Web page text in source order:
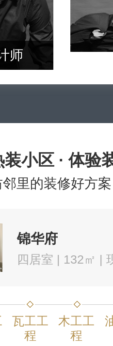
师
装小区 · 体验
里的装修好方
锦华府
四居室 | 132㎡ |
瓦工工
程
木工工
程